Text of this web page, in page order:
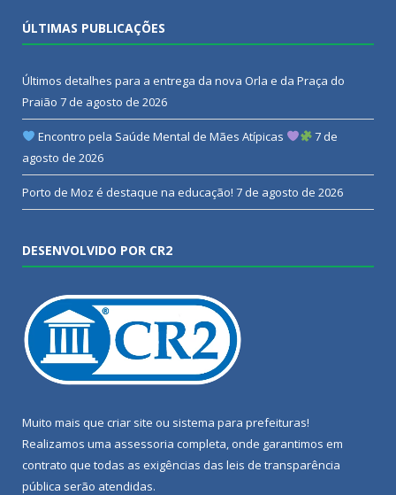
ÚLTIMAS PUBLICAÇÕES
Últimos detalhes para a entrega da nova Orla e da Praça do
Praião 7 de agosto de 2026
Encontro pela Saúde Mental de Mães Atípicas
7 de
agosto de 2026
Porto de Moz é destaque na educação! 7 de agosto de 2026
DESENVOLVIDO POR CR2
Muito mais que criar site ou sistema para prefeituras!
Realizamos uma assessoria completa, onde garantimos em
contrato que todas as exigências das leis de transparência
pública serão atendidas.